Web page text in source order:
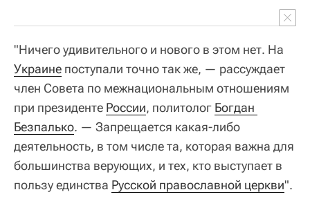
"Ничего удивительного и нового в этом нет. На
Украине поступали точно так же, — рассуждает
член Совета по межнациональным отношениям
при президенте России, политолог Богдан
Безпалько. — Запрещается какая-либо
деятельность, в том числе та, которая важна для
большинства верующих, и тех, кто выступает в
пользу единства Русской православной церкви".